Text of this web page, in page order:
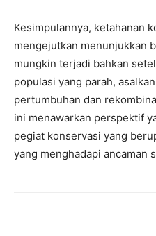
Kesimpulannya, ketahanan
mengejutkan menunjukkan
mungkin terjadi bahkan
populasi yang parah,
pertumbuhan dan
ini menawarkan perspektif
pegiat konservasi yang
yang menghadapi ancaman